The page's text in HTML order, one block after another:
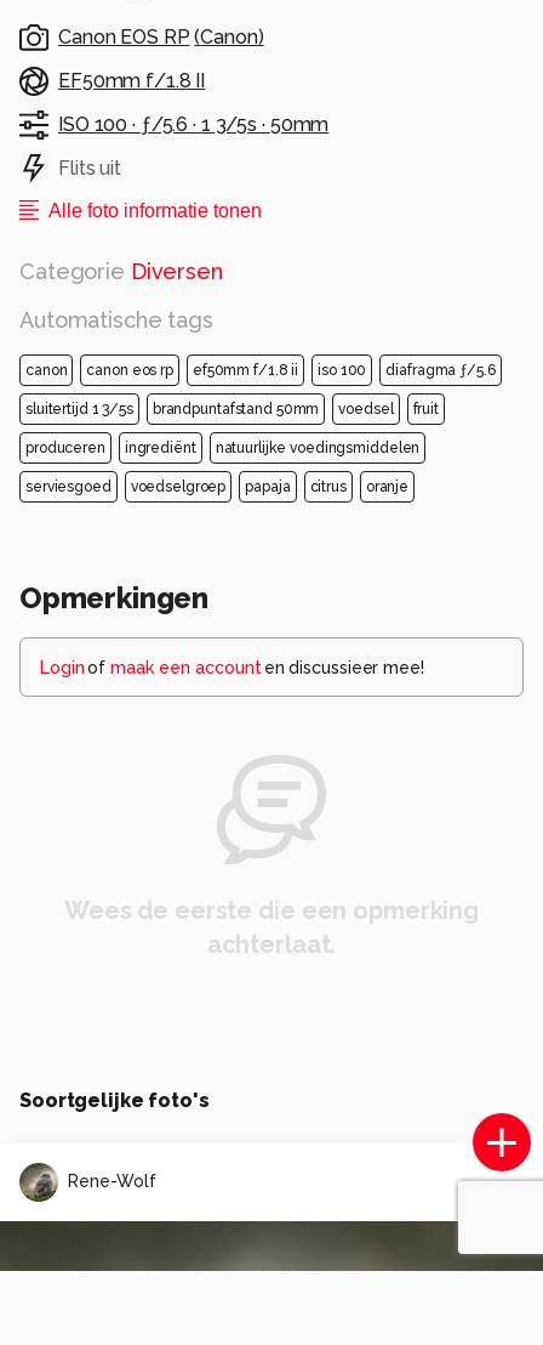
Canon EOS RP (Canon)
EF50mm f/1.8 II
ISO 100 · ƒ/5.6 · 1 3/5s · 50mm
Flits uit
Alle foto informatie tonen
Categorie Diversen
Automatische tags
canon canon eos rp ef50mm f/1.8 ii iso 100 diafragma ƒ/5.6
sluitertijd 1 3/5s brandpuntafstand 50mm voedsel fruit
produceren ingrediënt natuurlijke voedingsmiddelen
serviesgoed voedselgroep papaja citrus oranje
Opmerkingen
Loginof maak een account en discussieer mee!
Wees de eerste die een opmerking
achterlaat.
Soortgelijke foto's
Rene-Wolf